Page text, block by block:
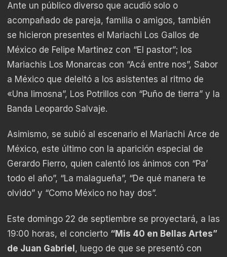
Ante un público diverso que acudió solo o
acompañado de pareja, familia o amigos, también
se hicieron presentes el Mariachi Los Gallos de
México de Felipe Martinez con “El pastor”; los
Mariachis Los Monarcas con “Acá entre nos”, Sabor
a México que deleitó a los asistentes al ritmo de
«Una limosna”, Los Potrillos con “Puño de tierra” y la
Banda Leopardo Salvaje.
Asimismo, se subió al escenario el Mariachi Arce de
México, este último con la aparición especial de
Gerardo Fierro, quien calentó los ánimos con “Pa’
todo el año”, “La malagueña”, “De qué manera te
olvido” y “Como México no hay dos”.
Este domingo 22 de septiembre se proyectará, a las
19:00 horas, el concierto “Mis 40 en Bellas Artes”
de Juan Gabriel, luego de que se presentó con